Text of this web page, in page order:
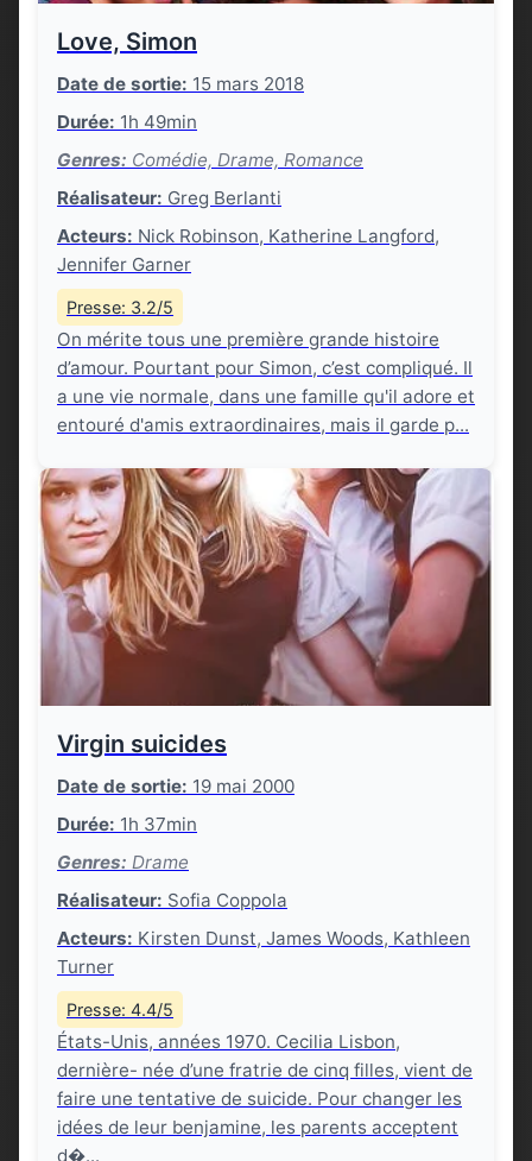
Love, Simon
Date de sortie: 15 mars 2018
Durée: 1h 49min
Genres: Comédie, Drame, Romance
Réalisateur: Greg Berlanti
Acteurs: Nick Robinson, Katherine Langford,
Jennifer Garner
Presse: 3.2/5
On mérite tous une première grande histoire
d’amour. Pourtant pour Simon, c’est compliqué. Il
a une vie normale, dans une famille qu'il adore et
entouré d'amis extraordinaires, mais il garde p...
Virgin suicides
Date de sortie: 19 mai 2000
Durée: 1h 37min
Genres: Drame
Réalisateur: Sofia Coppola
Acteurs: Kirsten Dunst, James Woods, Kathleen
Turner
Presse: 4.4/5
États-Unis, années 1970. Cecilia Lisbon,
dernière- née d’une fratrie de cinq filles, vient de
faire une tentative de suicide. Pour changer les
idées de leur benjamine, les parents acceptent
d�...